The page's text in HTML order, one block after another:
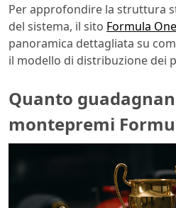
Per approfondire la struttura
del sistema, il sito Formula
panoramica dettagliata su
il modello di distribuzione dei
Quanto
montepremi